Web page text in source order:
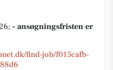
- ansøgningsfristen er
find-job/f015cafb-